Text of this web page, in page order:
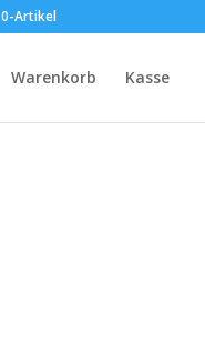
0-Artikel
Warenkorb Kasse